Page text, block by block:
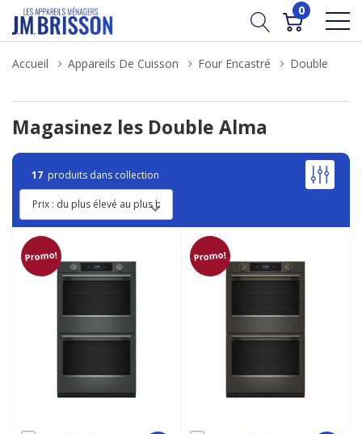
0
Accueil Appareils De Cuisson Four Encastré Double
Magasinez les Double Alma
17 produits dans collection
Promo! Promo!